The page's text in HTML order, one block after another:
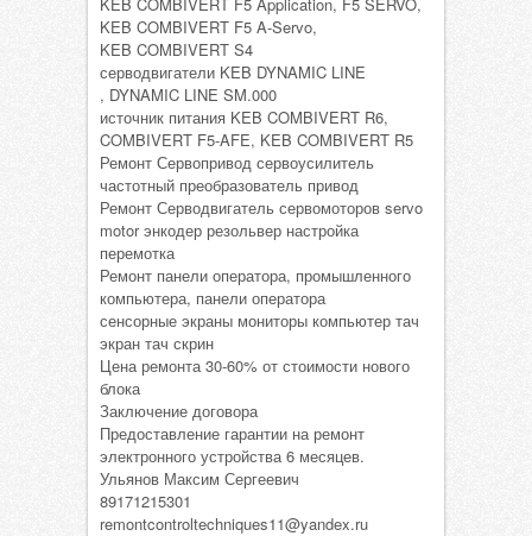
KEB COMBIVERT F5 A-Servo,
KEB COMBIVERT S4
серводвигатели KEB DYNAMIC LINE
, DYNAMIC LINE SM.000
источник питания KEB COMBIVERT R6,
COMBIVERT F5-AFE, KEB COMBIVERT R5
Ремонт Сервопривод сервоусилитель
частотный преобразователь привод
Ремонт Серводвигатель сервомоторов servo
motor энкодер резольвер настройка
перемотка
Ремонт панели оператора, промышленного
компьютера, панели оператора
сенсорные экраны мониторы компьютер тач
экран тач скрин
Цена ремонта 30-60% от стоимости нового
блока
Заключение договора
Предоставление гарантии на ремонт
электронного устройства 6 месяцев.
Ульянов Максим Сергеевич
89171215301
remontcontroltechniques11@yandex.ru